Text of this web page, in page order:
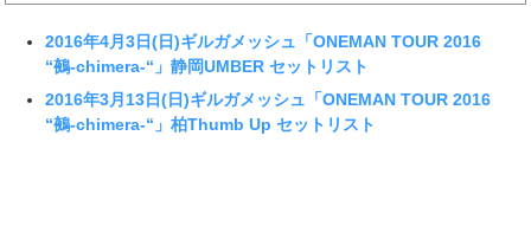
2016年4月3日(日)ギルガメッシュ「ONEMAN TOUR 2016
“鵺-chimera-“」静岡UMBER セットリスト
2016年3月13日(日)ギルガメッシュ「ONEMAN TOUR 2016
“鵺-chimera-“」柏Thumb Up セットリスト